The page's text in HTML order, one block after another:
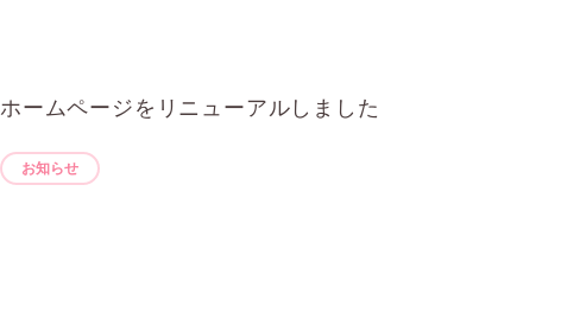
ホームページをリニューアルしました
お知らせ